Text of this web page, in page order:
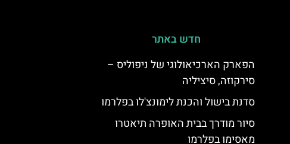
חדש באתר
הפארק הארכיאולוגי של ניפוליס –
סירקוזה, סיציליה
סדנת בישול והכנת לימונצ'לו בפלרמו
סיור מודרך בבית האופרה תיאטרו
מאסימו בפלרמו